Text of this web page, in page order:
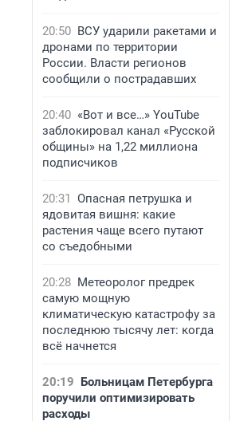
20:50 ВСУ ударили ракетами и
дронами по территории
России. Власти регионов
сообщили о пострадавших
20:40 «Вот и все…» YouTube
заблокировал канал «Русской
общины» на 1,22 миллиона
подписчиков
20:31 Опасная петрушка и
ядовитая вишня: какие
растения чаще всего путают
со съедобными
20:28 Метеоролог предрек
самую мощную
климатическую катастрофу за
последнюю тысячу лет: когда
всё начнется
20:19 Больницам Петербурга
поручили оптимизировать
расходы